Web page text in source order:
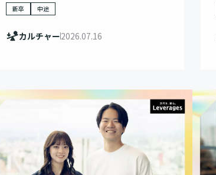
新卒 中途
カルチャー2026.07.16